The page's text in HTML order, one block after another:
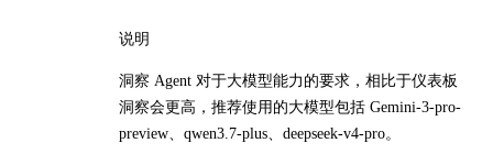
说明
洞察 Agent 对于大模型能力的要求，相比于仪表板
洞察会更高，推荐使用的大模型包括 Gemini-3-pro-
preview、qwen3.7-plus、deepseek-v4-pro。